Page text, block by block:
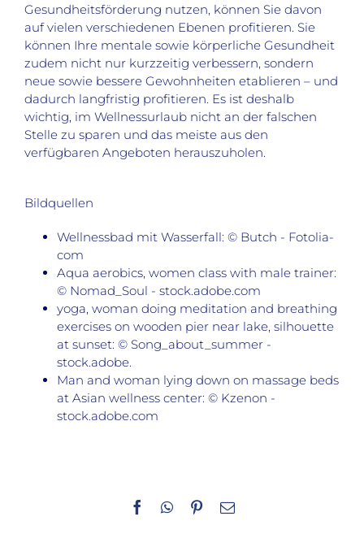
Gesundheitsförderung nutzen, können Sie davon
auf vielen verschiedenen Ebenen profitieren. Sie
können Ihre mentale sowie körperliche Gesundheit
zudem nicht nur kurzzeitig verbessern, sondern
neue sowie bessere Gewohnheiten etablieren – und
dadurch langfristig profitieren. Es ist deshalb
wichtig, im Wellnessurlaub nicht an der falschen
Stelle zu sparen und das meiste aus den
verfügbaren Angeboten herauszuholen.
Bildquellen
Wellnessbad mit Wasserfall: © Butch - Fotolia-
com
Aqua aerobics, women class with male trainer:
© Nomad_Soul - stock.adobe.com
yoga, woman doing meditation and breathing
exercises on wooden pier near lake, silhouette
at sunset: © Song_about_summer -
stock.adobe.
Man and woman lying down on massage beds
at Asian wellness center: © Kzenon -
stock.adobe.com
Facebook
WhatsApp
Pinterest
E-